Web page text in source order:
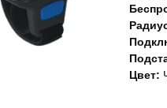
Цвет: